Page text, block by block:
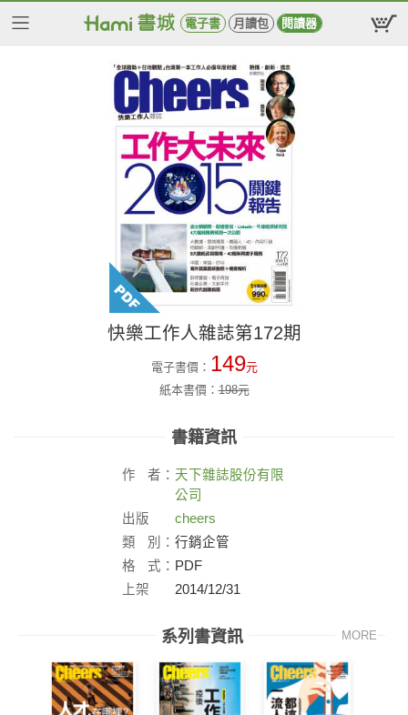
電子書 月讀包 閱讀器
快樂工作人雜誌第172期
電子書價： 149元
紙本書價：198元
書籍資訊
作 者： 天下雜誌股份有限
公司
出版
社：
cheers
類
別： 行銷企管
格
式： PDF
上架
2014/12/31
系列書資訊 MORE